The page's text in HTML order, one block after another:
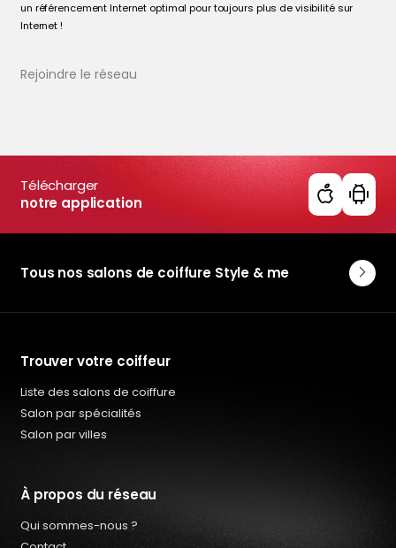
un référencement Internet optimal pour toujours plus de visibilité sur
Internet !
Rejoindre le réseau
Télécharger
notre application
Tous nos salons de coiffure Style & me
Trouver votre coiffeur
Liste des salons de coiffure
Salon par spécialités
Salon par villes
À propos du réseau
Qui sommes-nous ?